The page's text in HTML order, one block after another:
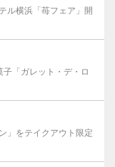
ル横浜「苺フェア」開
「ガレット・デ・ロ
」をテイクアウト限定